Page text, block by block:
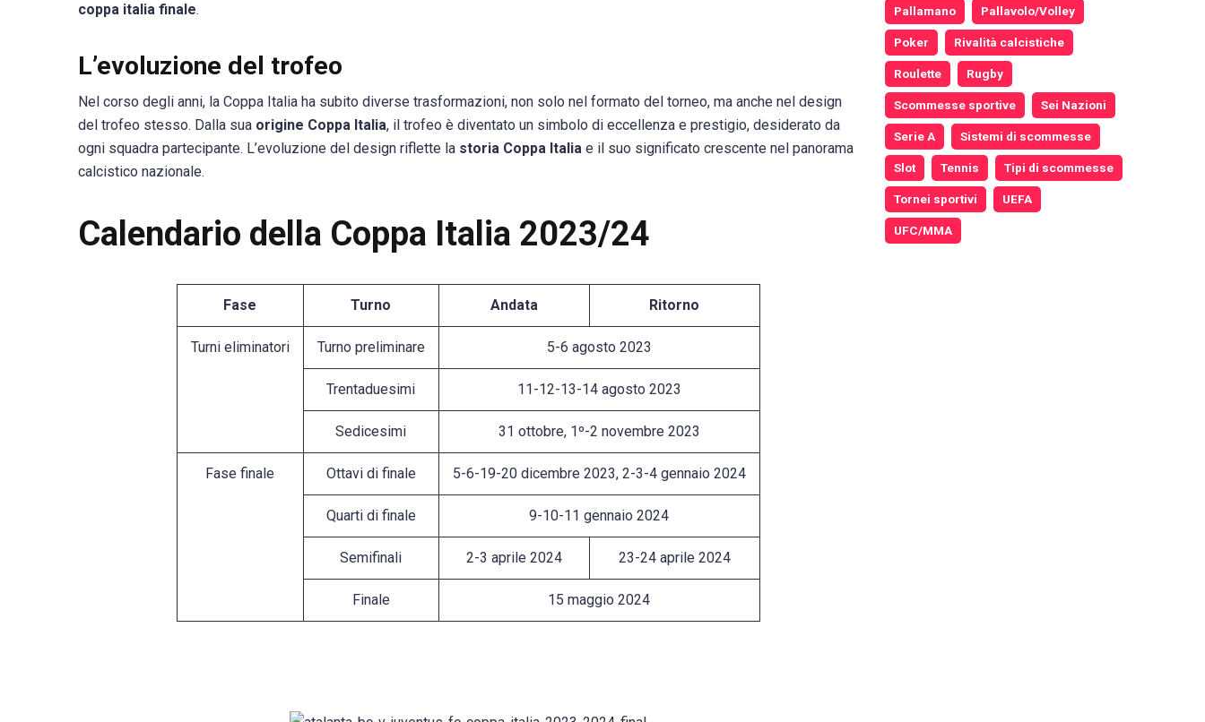
coppa italia finale.
L’evoluzione del trofeo
Nel corso degli anni, la Coppa Italia ha subito diverse trasformazioni, non solo nel formato del torneo, ma anche nel design
del trofeo stesso. Dalla sua origine Coppa Italia, il trofeo è diventato un simbolo di eccellenza e prestigio, desiderato da
ogni squadra partecipante. L’evoluzione del design riflette la storia Coppa Italia e il suo significato crescente nel panorama
calcistico nazionale.
Calendario della Coppa Italia 2023/24
Fase Turno Andata Ritorno
Turni eliminatori Turno preliminare 5-6 agosto 2023
Trentaduesimi 11-12-13-14 agosto 2023
Sedicesimi 31 ottobre, 1º-2 novembre 2023
Fase finale Ottavi di finale 5-6-19-20 dicembre 2023, 2-3-4 gennaio 2024
Quarti di finale 9-10-11 gennaio 2024
Semifinali 2-3 aprile 2024 23-24 aprile 2024
Finale 15 maggio 2024
Pallamano Pallavolo/Volley
Poker Rivalità calcistiche
Roulette Rugby
Scommesse sportive Sei Nazioni
Serie A Sistemi di scommesse
Slot Tennis Tipi di scommesse
Tornei sportivi UEFA
UFC/MMA